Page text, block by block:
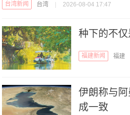
台湾新闻 台湾 2026-08-04 17:47
种下的不
福建新闻 福建
伊朗称与
成一致